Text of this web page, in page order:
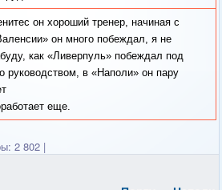
он хороший тренер, начиная с
он много побеждал, я не
как «Ливерпуль» побеждал под
руководством, в «Наполи» он пару
еще.
2 802 |